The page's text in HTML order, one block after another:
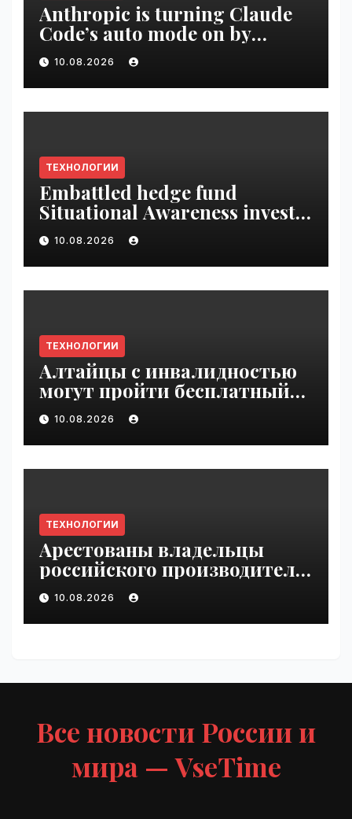
Anthropic is turning Claude
Code’s auto mode on by
default | VseTime.ru
10.08.2026
ТЕХНОЛОГИИ
Embattled hedge fund
Situational Awareness invests
$400M in chip startup Source
Foundry | VseTime.ru
10.08.2026
ТЕХНОЛОГИИ
Алтайцы с инвалидностью
могут пройти бесплатный
обучающий курс по ИИ |
VseTime.ru
10.08.2026
ТЕХНОЛОГИИ
Арестованы владельцы
российского производителя
БПЛА | VseTime.ru
10.08.2026
Все новости России и
мира — VseTime